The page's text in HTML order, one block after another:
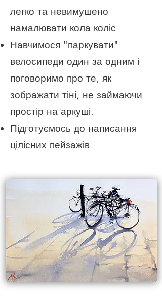
легко та невимушено
намалювати кола коліс
Навчимося "паркувати"
велосипеди один за одним і
поговоримо про те, як
зображати тіні, не займаючи
простір на аркуші.
Підготуємось до написання
цілісних пейзажів